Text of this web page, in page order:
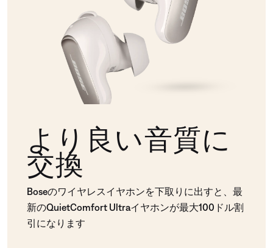
より良い音質に
交換
Boseのワイヤレスイヤホンを下取りに出すと、最
新のQuietComfort Ultraイヤホンが最大100ドル割
引になります